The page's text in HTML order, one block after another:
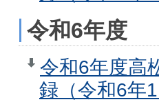
令和6年度
令和6年度高
録（令和6年